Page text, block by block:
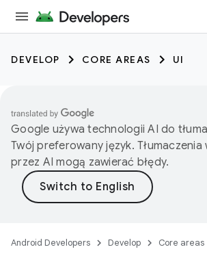
DEVELOP CORE AREAS UI
Google używa technologii AI do
Twój preferowany język.
przez AI mogą zawierać błędy.
Android Developers Develop Core areas